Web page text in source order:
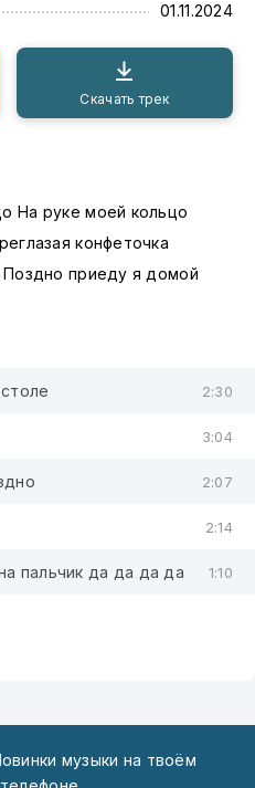
01.11.2024
Скачать трек
На руке моей кольцо
конфеточка
приеду я домой
2:30
3:04
2:07
2:14
пальчик да да да да 1:10
музыки на твоём